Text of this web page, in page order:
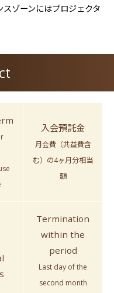
ゾーンにはプロジェクタ
入会預託金
月会費（共益費含
む）の4ヶ月分相当
額
Termination
within the
period
Last day of the
second month